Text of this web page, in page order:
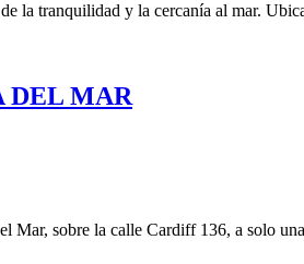
la tranquilidad y la cercanía al mar.
DEL MAR
Mar, sobre la calle Cardiff 136, a solo